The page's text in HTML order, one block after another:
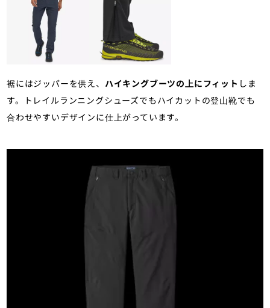
裾にはジッパーを供え、 ハイキングブーツの上にフィット しま
す。トレイルランニングシューズでもハイカットの登山靴でも
合わせやすいデザインに仕上がっています。